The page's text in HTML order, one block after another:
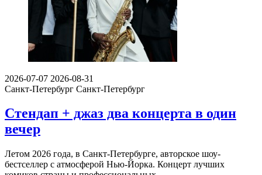
2026-07-07 2026-08-31
Санкт-Петербург Санкт-Петербург
Стендап + джаз два концерта в один
вечер
Летом 2026 года, в Санкт-Петербурге, авторское шоу-
бестселлер с атмосферой Нью-Йорка. Концерт лучших